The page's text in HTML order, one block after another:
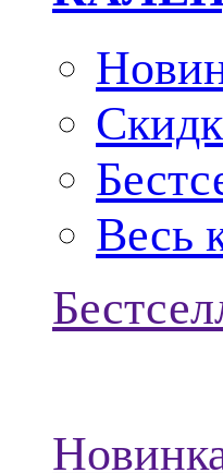
Весь